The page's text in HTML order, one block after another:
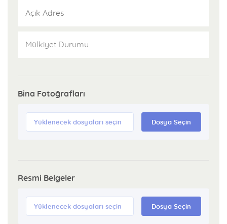
Bina Fotoğrafları
Yüklenecek dosyaları seçin Dosya Seçin
Resmi Belgeler
Yüklenecek dosyaları seçin Dosya Seçin